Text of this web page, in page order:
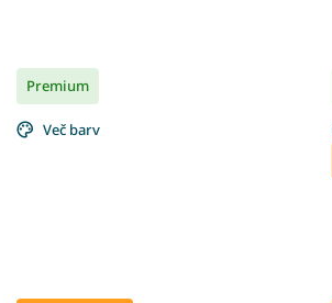
Premium
Več barv